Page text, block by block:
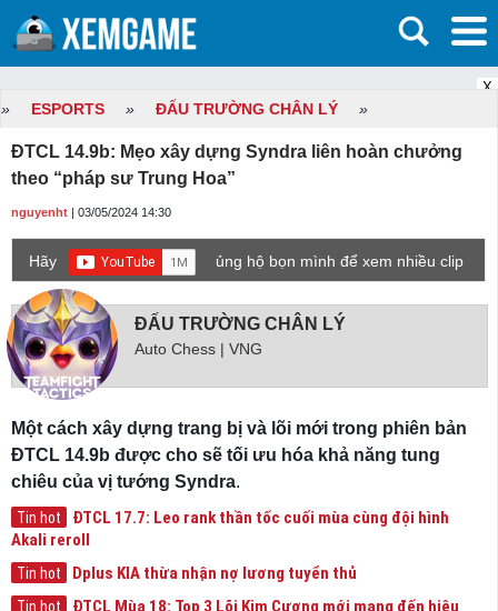
X
» ESPORTS » ĐẤU TRƯỜNG CHÂN LÝ »
ĐTCL 14.9b: Mẹo xây dựng Syndra liên hoàn chưởng
theo “pháp sư Trung Hoa”
nguyenht | 03/05/2024 14:30
Hãy
ủng hộ bọn mình để xem nhiều clip
game mới hơn nhé!
ĐẤU TRƯỜNG CHÂN LÝ
Auto Chess | VNG
Một cách xây dựng trang bị và lõi mới trong phiên bản
ĐTCL 14.9b được cho sẽ tối ưu hóa khả năng tung
chiêu của vị tướng Syndra.
Tin hot
ĐTCL 17.7: Leo rank thần tốc cuối mùa cùng đội hình
Akali reroll
Tin hot Dplus KIA thừa nhận nợ lương tuyển thủ
Tin hot
ĐTCL Mùa 18: Top 3 Lõi Kim Cương mới mang đến hiệu